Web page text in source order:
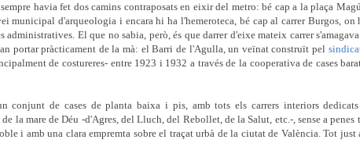
havia fet dos camins contraposats en eixir del metro: bé cap a la plaça
municipal d'arqueologia i encara hi ha l'hemeroteca, bé cap al carrer Burgos, on
administratives. El que no sabia, però, és que darrer d'eixe mateix carrer
portar pràcticament de la mà: el Barri de l'Agulla, un veïnat construït pel
de costureres- entre 1923 i 1932 a través de la cooperativa de cases
conjunt de cases de planta baixa i pis, amb tots els carrers interiors
la mare de Déu -d'Agres, del Lluch, del Rebollet, de la Salut, etc.-, sense a
i amb una clara empremta sobre el traçat urbà de la ciutat de València. Tot just